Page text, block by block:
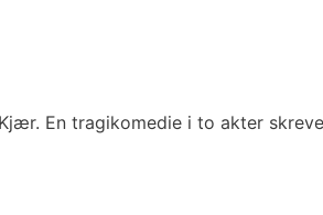
En tragikomedie i to akter